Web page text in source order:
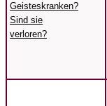
Geisteskranken?
Sind sie
verloren?